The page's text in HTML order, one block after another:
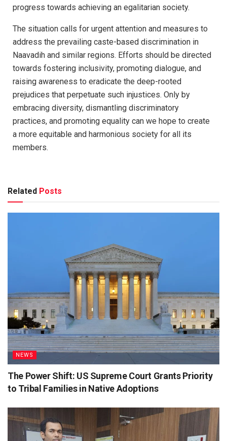
progress towards achieving an egalitarian society.
The situation calls for urgent attention and measures to
address the prevailing caste-based discrimination in
Naavadih and similar regions. Efforts should be directed
towards fostering inclusivity, promoting dialogue, and
raising awareness to eradicate the deep-rooted
prejudices that perpetuate such injustices. Only by
embracing diversity, dismantling discriminatory
practices, and promoting equality can we hope to create
a more equitable and harmonious society for all its
members.
Related Posts
NEWS
The Power Shift: US Supreme Court Grants Priority
to Tribal Families in Native Adoptions